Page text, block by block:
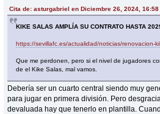
Cita de: asturgabriel en Diciembre 26, 2024, 16:58
KIKE SALAS AMPLÍA SU CONTRATO HASTA
https://sevillafc.es/actualidad/noticias/renovacion-
Que me perdonen, pero si el nivel de jugadores
de el Kike Salas, mal vamos.
Debería ser un cuarto central siendo muy
para jugar en primera división. Pero
devaluada hay que tenerlo en plantilla.